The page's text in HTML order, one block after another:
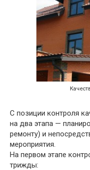
С позиции контроля
на два этапа —
ремонту) и
мероприятия.
На первом этапе
трижды: